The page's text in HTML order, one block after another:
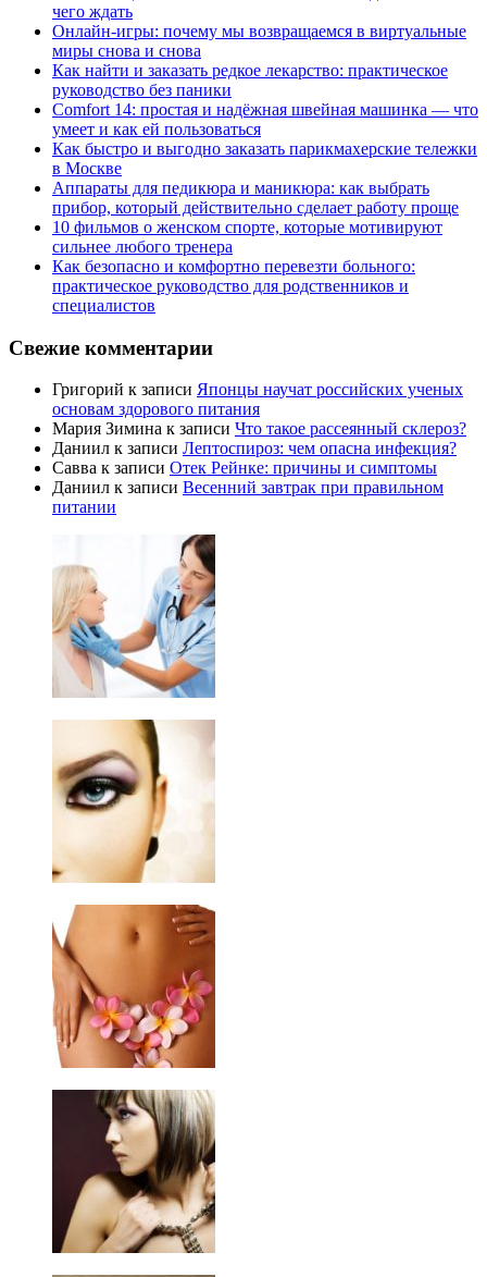
чего ждать
Онлайн-игры: почему мы возвращаемся в виртуальные
миры снова и снова
Как найти и заказать редкое лекарство: практическое
руководство без паники
Comfort 14: простая и надёжная швейная машинка — что
умеет и как ей пользоваться
Как быстро и выгодно заказать парикмахерские тележки
в Москве
Аппараты для педикюра и маникюра: как выбрать
прибор, который действительно сделает работу проще
10 фильмов о женском спорте, которые мотивируют
сильнее любого тренера
Как безопасно и комфортно перевезти больного:
практическое руководство для родственников и
специалистов
Свежие комментарии
Григорий к записи Японцы научат российских ученых
основам здорового питания
Мария Зимина к записи Что такое рассеянный склероз?
Даниил к записи Лептоспироз: чем опасна инфекция?
Савва к записи Отек Рейнке: причины и симптомы
Даниил к записи Весенний завтрак при правильном
питании